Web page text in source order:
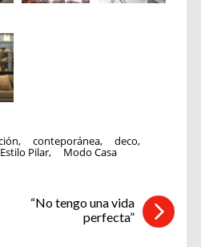
, conteporánea, deco,
Estilo Pilar,
Modo Casa
“No tengo una vida
perfecta”